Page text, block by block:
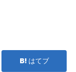
はてブ